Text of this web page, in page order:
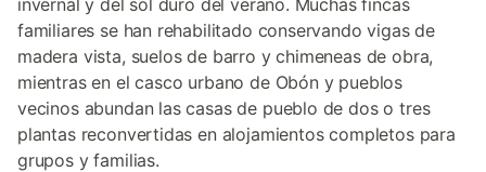
invernal y del sol duro del verano. Muchas fincas
familiares se han rehabilitado conservando vigas de
madera vista, suelos de barro y chimeneas de obra,
mientras en el casco urbano de Obón y pueblos
vecinos abundan las casas de pueblo de dos o tres
plantas reconvertidas en alojamientos completos para
grupos y familias.